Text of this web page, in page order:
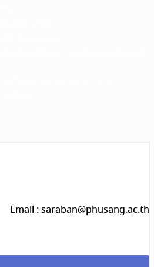
Email :saraban@phusang.ac.th